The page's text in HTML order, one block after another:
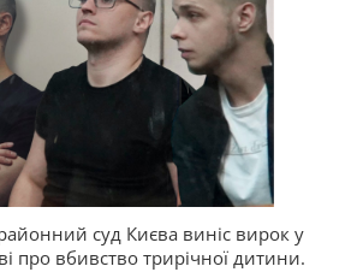
суд Києва виніс вирок у
про вбивство трирічної дитини.